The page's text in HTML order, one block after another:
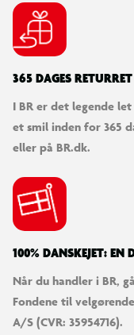
365 DAGES RETURRET
I BR er det legende
et smil inden for 365
eller på BR.dk.
100% DANSKEJET: EN
Når du handler i BR,
Fondene til
A/S (CVR: 35954716).